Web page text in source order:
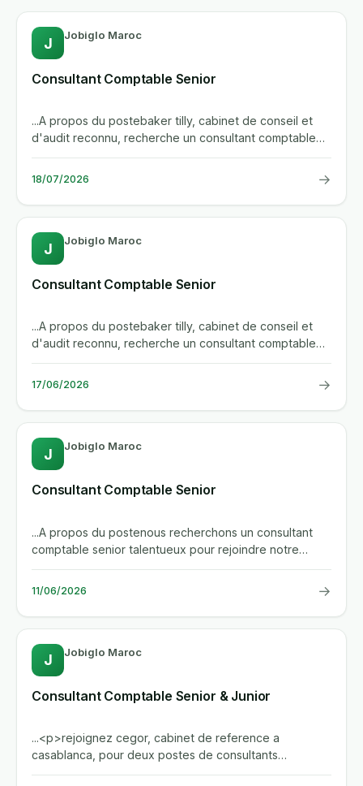
J Jobiglo Maroc
Consultant Comptable Senior
...A propos du postebaker tilly, cabinet de conseil et
d'audit reconnu, recherche un consultant comptable
senior...
18/07/2026 →
J Jobiglo Maroc
Consultant Comptable Senior
...A propos du postebaker tilly, cabinet de conseil et
d'audit reconnu, recherche un consultant comptable
senior pour...
17/06/2026 →
J Jobiglo Maroc
Consultant Comptable Senior
...A propos du postenous recherchons un consultant
comptable senior talentueux pour rejoindre notre
equipe dynamique. vous...
11/06/2026 →
J Jobiglo Maroc
Consultant Comptable Senior & Junior
...<p>rejoignez cegor, cabinet de reference a
casablanca, pour deux postes de consultants
comptables : un senior et un...